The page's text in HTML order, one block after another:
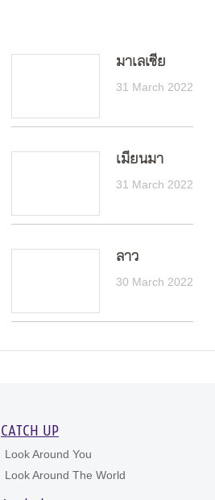
มาเลเซีย
31 March 2022
เมียนมา
31 March 2022
ลาว
30 March 2022
CATCH UP
Look Around You
Look Around The World